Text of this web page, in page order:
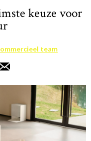
keuze voor
team